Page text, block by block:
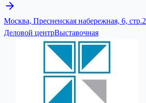
Москва, Пресненская набережная, 6, стр.2
Деловой центрВыставочная